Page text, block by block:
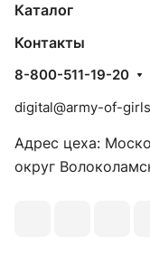
Каталог
Контакты
8-800-511-19-20
digital@army-of-
Адрес цеха:
округ